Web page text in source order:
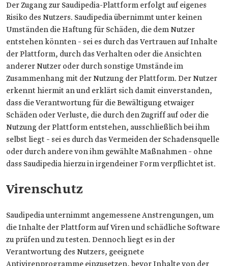
Der Zugang zur Saudipedia-Plattform erfolgt auf eigenes
Risiko des Nutzers. Saudipedia übernimmt unter keinen
Umständen die Haftung für Schäden, die dem Nutzer
entstehen könnten – sei es durch das Vertrauen auf Inhalte
der Plattform, durch das Verhalten oder die Ansichten
anderer Nutzer oder durch sonstige Umstände im
Zusammenhang mit der Nutzung der Plattform. Der Nutzer
erkennt hiermit an und erklärt sich damit einverstanden,
dass die Verantwortung für die Bewältigung etwaiger
Schäden oder Verluste, die durch den Zugriff auf oder die
Nutzung der Plattform entstehen, ausschließlich bei ihm
selbst liegt – sei es durch das Vermeiden der Schadensquelle
oder durch andere von ihm gewählte Maßnahmen – ohne
dass Saudipedia hierzu in irgendeiner Form verpflichtet ist.
Virenschutz
Saudipedia unternimmt angemessene Anstrengungen, um
die Inhalte der Plattform auf Viren und schädliche Software
zu prüfen und zu testen. Dennoch liegt es in der
Verantwortung des Nutzers, geeignete